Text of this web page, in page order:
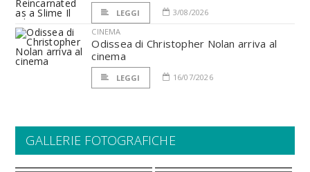
LEGGI
3/08/2026
CINEMA
Odissea di Christopher Nolan arriva al
cinema
LEGGI 16/07/2026
GALLERIE FOTOGRAFICHE